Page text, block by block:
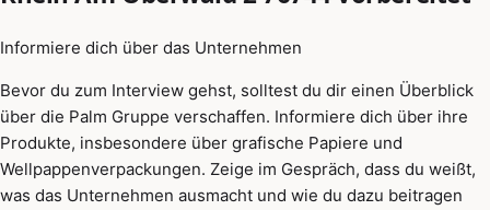
Informiere dich über das Unternehmen
Bevor du zum Interview gehst, solltest du dir einen Überblick
über die Palm Gruppe verschaffen. Informiere dich über ihre
Produkte, insbesondere über grafische Papiere und
Wellpappenverpackungen. Zeige im Gespräch, dass du weißt,
was das Unternehmen ausmacht und wie du dazu beitragen